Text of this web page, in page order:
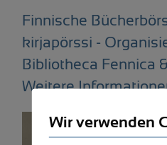
Finnische
kirjapörssi -
Bibliotheca Fennica
Weitere
Wir verwenden